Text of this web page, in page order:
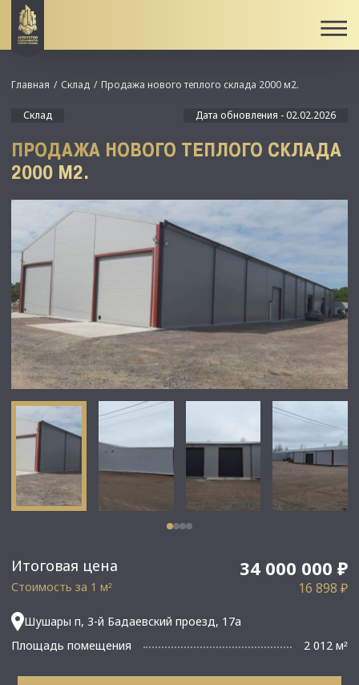
Итоговая цена 34 000 000 ₽
Стоимость за 1 м² 16 898 ₽
Шушары п, 3-й Бадаевский проезд, 17а
Площадь помещения
2 012 м²
Главная Склад Продажа нового теплого склада 2000 м2.
Склад Дата обновления - 02.02.2026
ПРОДАЖА НОВОГО ТЕПЛОГО СКЛАДА
2000 М2.